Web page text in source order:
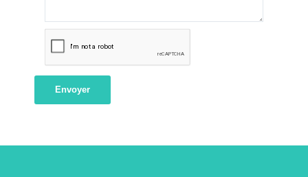
Envoyer